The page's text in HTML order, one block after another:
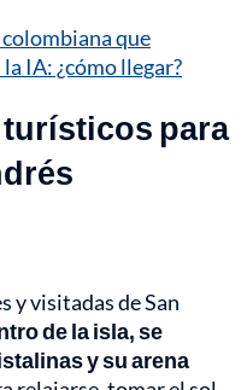
colombiana que
IA: ¿cómo llegar?
para
y visitadas de San
de la isla, se
y su arena